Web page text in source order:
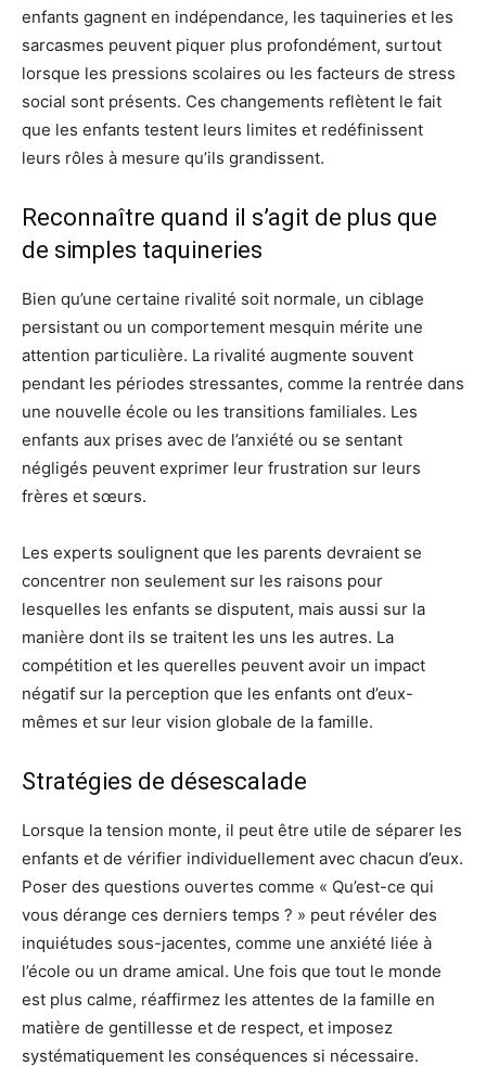
enfants gagnent en indépendance, les taquineries et les
sarcasmes peuvent piquer plus profondément, surtout
lorsque les pressions scolaires ou les facteurs de stress
social sont présents. Ces changements reflètent le fait
que les enfants testent leurs limites et redéfinissent
leurs rôles à mesure qu’ils grandissent.
Reconnaître quand il s’agit de plus que
de simples taquineries
Bien qu’une certaine rivalité soit normale, un ciblage
persistant ou un comportement mesquin mérite une
attention particulière. La rivalité augmente souvent
pendant les périodes stressantes, comme la rentrée dans
une nouvelle école ou les transitions familiales. Les
enfants aux prises avec de l’anxiété ou se sentant
négligés peuvent exprimer leur frustration sur leurs
frères et sœurs.
Les experts soulignent que les parents devraient se
concentrer non seulement sur les raisons pour
lesquelles les enfants se disputent, mais aussi sur la
manière dont ils se traitent les uns les autres. La
compétition et les querelles peuvent avoir un impact
négatif sur la perception que les enfants ont d’eux-
mêmes et sur leur vision globale de la famille.
Stratégies de désescalade
Lorsque la tension monte, il peut être utile de séparer les
enfants et de vérifier individuellement avec chacun d’eux.
Poser des questions ouvertes comme « Qu’est-ce qui
vous dérange ces derniers temps ? » peut révéler des
inquiétudes sous-jacentes, comme une anxiété liée à
l’école ou un drame amical. Une fois que tout le monde
est plus calme, réaffirmez les attentes de la famille en
matière de gentillesse et de respect, et imposez
systématiquement les conséquences si nécessaire.